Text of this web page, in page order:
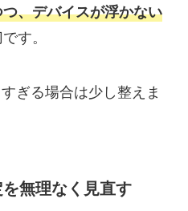
、デバイスが浮かない
す。
ぎる場合は少し整えま
無理なく見直す